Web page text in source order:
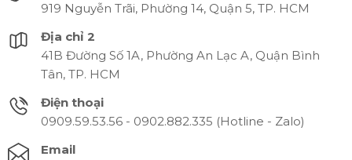
919 Nguyễn Trãi, Phường 14, Quận 5, TP. HCM
Địa chỉ 2
41B Đường Số 1A, Phường An Lạc A, Quận Bình
Tân, TP. HCM
Điện thoại
0909.59.53.56 - 0902.882.335 (Hotline - Zalo)
Email